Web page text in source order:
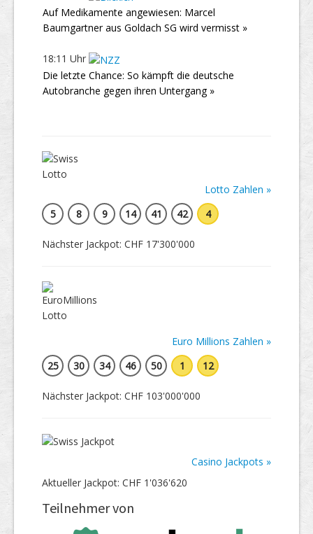
Auf Medikamente angewiesen: Marcel
Baumgartner aus Goldach SG wird vermisst »
18:11 Uhr
Die letzte Chance: So kämpft die deutsche
Autobranche gegen ihren Untergang »
Lotto Zahlen »
5
8 9 14 41 42 4
Nächster Jackpot: CHF 17'300'000
Euro Millions Zahlen »
25
30 34 46 50 1 12
Nächster Jackpot: CHF 103'000'000
Casino Jackpots »
Aktueller Jackpot: CHF 1'036'620
Teilnehmer von